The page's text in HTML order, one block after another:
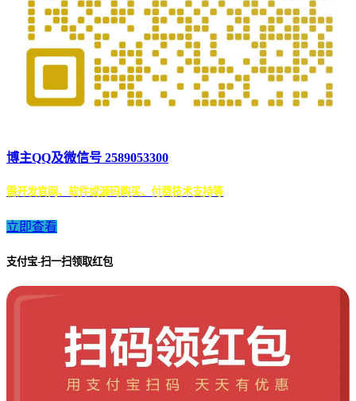
博主QQ及微信号 2589053300
需开发官网、软件或源码购买、付费技术支持等
立即查看
支付宝-扫一扫领取红包